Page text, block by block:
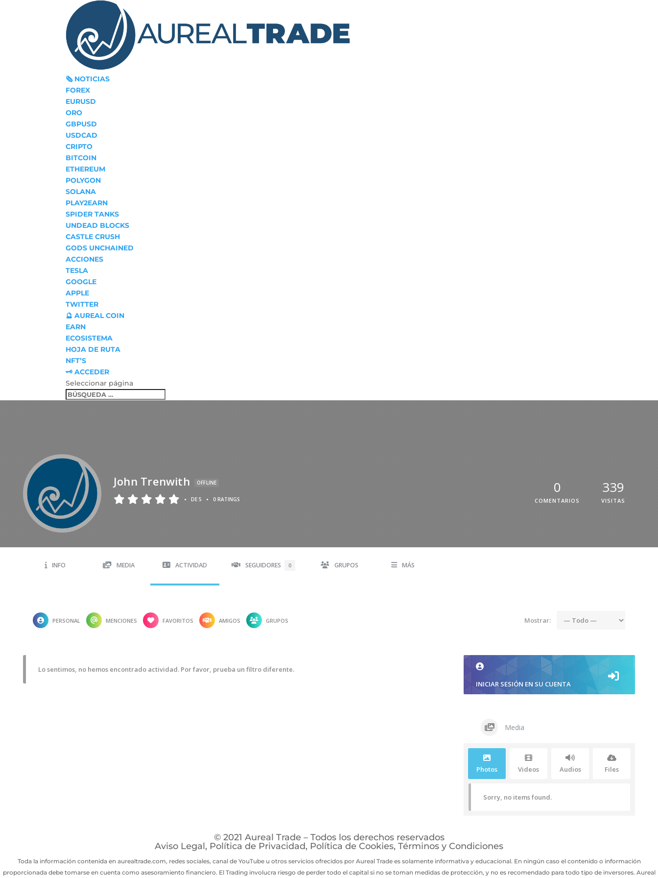
🗞‍️ NOTICIAS
FOREX
EURUSD
ORO
GBPUSD
USDCAD
CRIPTO
BITCOIN
ETHEREUM
POLYGON
SOLANA
PLAY2EARN
SPIDER TANKS
UNDEAD BLOCKS
CASTLE CRUSH
GODS UNCHAINED
ACCIONES
TESLA
GOOGLE
APPLE
TWITTER
🔮 AUREAL COIN
EARN
ECOSISTEMA
HOJA DE RUTA
NFT’S
🗝 ACCEDER
Seleccionar página
John Trenwith OFFLINE
• DE 5 • 0 RATINGS
0
COMENTARIOS
339
VISITAS
INFO MEDIA ACTIVIDAD SEGUIDORES 0 GRUPOS MÁS
PERSONAL MENCIONES FAVORITOS AMIGOS GRUPOS Mostrar:
Lo sentimos, no hemos encontrado actividad. Por favor, prueba un filtro diferente.
INICIAR SESIÓN EN SU CUENTA
Media
Photos Videos Audios Files
Sorry, no items found.
© 2021 Aureal Trade – Todos los derechos reservados
Aviso Legal, Política de Privacidad, Política de Cookies, Términos y Condiciones
Toda la información contenida en aurealtrade.com, redes sociales, canal de YouTube u otros servicios ofrecidos por Aureal Trade es solamente informativa y educacional. En ningún caso el contenido o información
proporcionada debe tomarse en cuenta como asesoramiento financiero. El Trading involucra riesgo de perder todo el capital si no se toman medidas de protección, y no es recomendado para todo tipo de inversores. Aureal